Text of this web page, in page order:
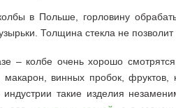
в Польше, горловину
Толщина стекла не позволит
– колбе очень хорошо
винных пробок,
такие изделия